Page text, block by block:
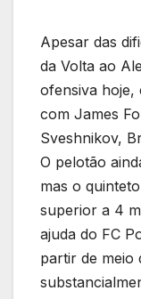
Apesar das
da Volta ao
ofensiva hoje,
com James
Sveshnikov,
O pelotão
mas o
superior a 4
ajuda do FC
partir de meio